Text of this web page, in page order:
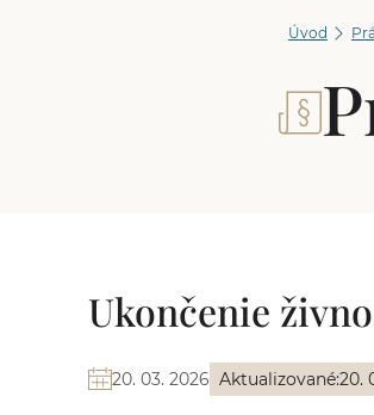
Úvod
Ukončenie
20. 03. 2026 Aktualizované:20.